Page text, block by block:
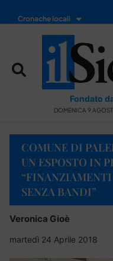
Cronache locali
Fondato
DOMENICA 9
COMUNE DI
UN ESPOSTO IN
SENZA BANDI”
Veronica Gioè
martedì 24 Aprile 2018